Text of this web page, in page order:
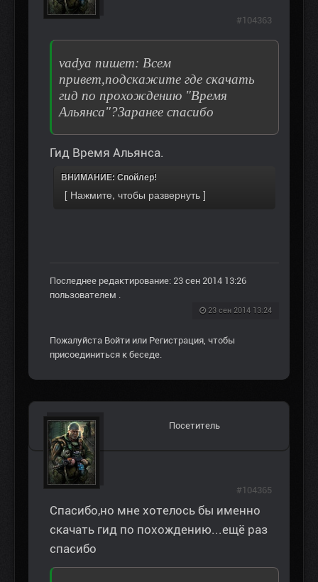
vadya пишет: Всем
привет,подскажите где скачать
гид по прохождению "Время
Альянса"?Заранее спасибо
Гид Время Альянса.
ВНИМАНИЕ: Спойлер!
Последнее редактирование: 23 сен 2014 13:26
пользователем .
23 сен 2014 13:24
#104363
Пожалуйста Войти или Регистрация, чтобы
присоединиться к беседе.
Посетитель
Спасибо,но мне хотелось бы именно
скачать гид по похождению...ещё раз
спасибо
#104365